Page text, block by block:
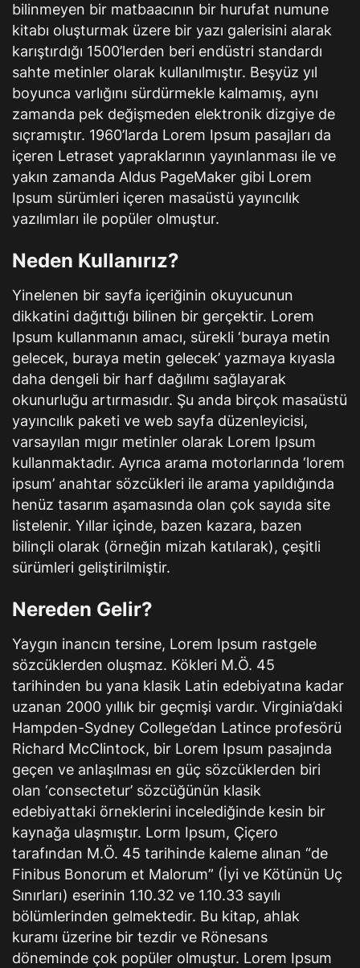
bilinmeyen bir matbaacının bir hurufat numune
kitabı oluşturmak üzere bir yazı galerisini alarak
karıştırdığı 1500’lerden beri endüstri standardı
sahte metinler olarak kullanılmıştır. Beşyüz yıl
boyunca varlığını sürdürmekle kalmamış, aynı
zamanda pek değişmeden elektronik dizgiye de
sıçramıştır. 1960’larda Lorem Ipsum pasajları da
içeren Letraset yapraklarının yayınlanması ile ve
yakın zamanda Aldus PageMaker gibi Lorem
Ipsum sürümleri içeren masaüstü yayıncılık
yazılımları ile popüler olmuştur.
Neden Kullanırız?
Yinelenen bir sayfa içeriğinin okuyucunun
dikkatini dağıttığı bilinen bir gerçektir. Lorem
Ipsum kullanmanın amacı, sürekli ‘buraya metin
gelecek, buraya metin gelecek’ yazmaya kıyasla
daha dengeli bir harf dağılımı sağlayarak
okunurluğu artırmasıdır. Şu anda birçok masaüstü
yayıncılık paketi ve web sayfa düzenleyicisi,
varsayılan mıgır metinler olarak Lorem Ipsum
kullanmaktadır. Ayrıca arama motorlarında ‘lorem
ipsum’ anahtar sözcükleri ile arama yapıldığında
henüz tasarım aşamasında olan çok sayıda site
listelenir. Yıllar içinde, bazen kazara, bazen
bilinçli olarak (örneğin mizah katılarak), çeşitli
sürümleri geliştirilmiştir.
Nereden Gelir?
Yaygın inancın tersine, Lorem Ipsum rastgele
sözcüklerden oluşmaz. Kökleri M.Ö. 45
tarihinden bu yana klasik Latin edebiyatına kadar
uzanan 2000 yıllık bir geçmişi vardır. Virginia’daki
Hampden-Sydney College’dan Latince profesörü
Richard McClintock, bir Lorem Ipsum pasajında
geçen ve anlaşılması en güç sözcüklerden biri
olan ‘consectetur’ sözcüğünün klasik
edebiyattaki örneklerini incelediğinde kesin bir
kaynağa ulaşmıştır. Lorm Ipsum, Çiçero
tarafından M.Ö. 45 tarihinde kaleme alınan “de
Finibus Bonorum et Malorum” (İyi ve Kötünün Uç
Sınırları) eserinin 1.10.32 ve 1.10.33 sayılı
bölümlerinden gelmektedir. Bu kitap, ahlak
kuramı üzerine bir tezdir ve Rönesans
döneminde çok popüler olmuştur. Lorem Ipsum